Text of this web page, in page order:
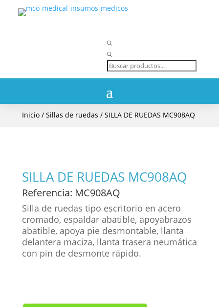
Búsqueda
de
Inicio/ Sillas de ruedas / SILLA DE RUEDAS MC908AQ
SILLA DE RUEDAS MC908AQ
Referencia: MC908AQ
Silla de ruedas tipo escritorio en acero
cromado, espaldar abatible, apoyabrazos
abatible, apoya pie desmontable, llanta
delantera maciza, llanta trasera neumática
con pin de desmonte rápido.